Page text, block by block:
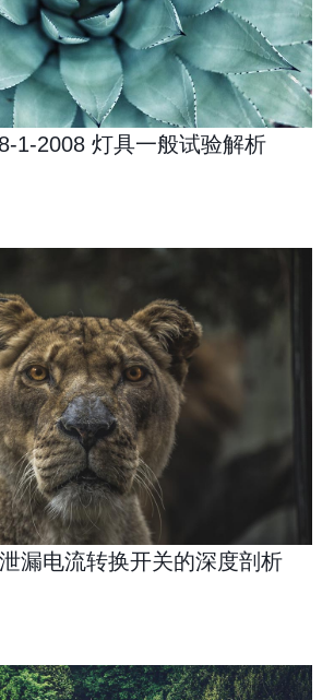
1-2008 灯具一般试验解析
漏电流转换开关的深度剖析